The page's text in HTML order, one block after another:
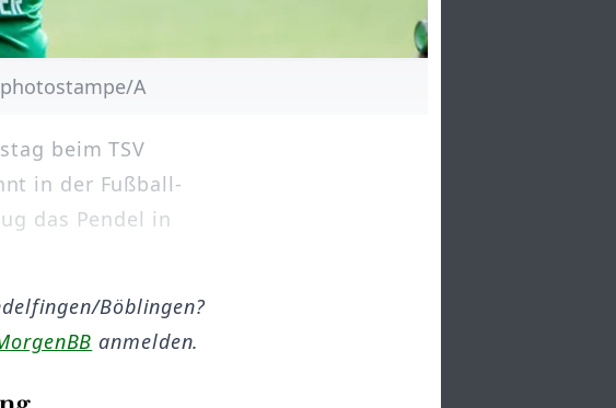
A
beim TSV
in der Fußball-
das Pendel in
Böblingen?
anmelden.